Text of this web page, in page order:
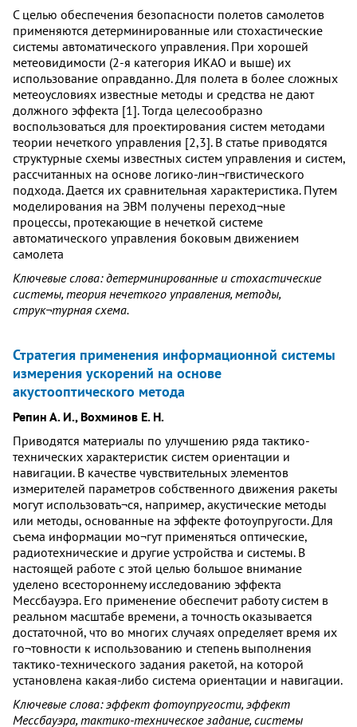
С целью обеспечения безопасности полетов самолетов
применяются детерминированные или стохастические
системы автоматического управления. При хорошей
метеовидимости (2-я категория ИКАО и выше) их
использование оправданно. Для полета в более сложных
метеоусловиях известные методы и средства не дают
должного эффекта [1]. Тогда целесообразно
воспользоваться для проектирования систем методами
теории нечеткого управления [2,3]. В статье приводятся
структурные схемы известных систем управления и систем,
рассчитанных на основе логико-лин¬гвистического
подхода. Дается их сравнительная характеристика. Путем
моделирования на ЭВМ получены переход¬ные
процессы, протекающие в нечеткой системе
автоматического управления боковым движением
самолета
Ключевые слова: детерминированные и стохастические
системы, теория нечеткого управления, методы,
струк¬турная схема.
Стратегия применения информационной системы
измерения ускорений на основе
акустооптического метода
Репин А. И., Вохминов Е. Н.
Приводятся материалы по улучшению ряда тактико-
технических характеристик систем ориентации и
навигации. В качестве чувствительных элементов
измерителей параметров собственного движения ракеты
могут использовать¬ся, например, акустические методы
или методы, основанные на эффекте фотоупругости. Для
съема информации мо¬гут применяться оптические,
радиотехнические и другие устройства и системы. В
настоящей работе с этой целью большое внимание
уделено всестороннему исследованию эффекта
Мессбауэра. Его применение обеспечит работу систем в
реальном масштабе времени, а точность оказывается
достаточной, что во многих случаях определяет время их
го¬товности к использованию и степень выполнения
тактико-технического задания ракетой, на которой
установлена какая-либо система ориентации и навигации.
Ключевые слова: эффект фотоупругости, эффект
Мессбауэра, тактико-техническое задание, системы